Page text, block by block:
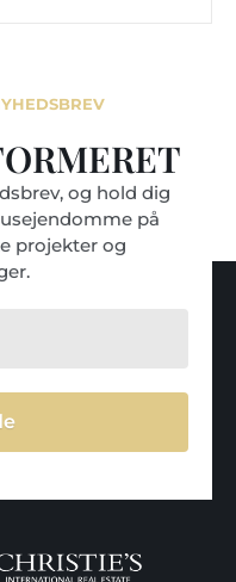
og hold dig
på
projekter og